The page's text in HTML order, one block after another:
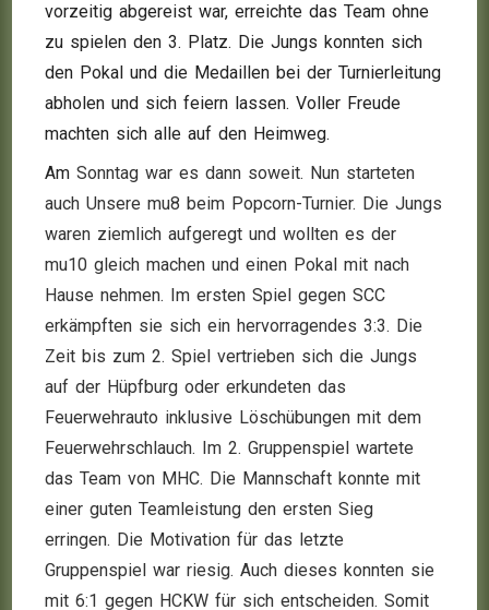
vorzeitig abgereist war, erreichte das Team ohne
zu spielen den 3. Platz. Die Jungs konnten sich
den Pokal und die Medaillen bei der Turnierleitung
abholen und sich feiern lassen. Voller Freude
machten sich alle auf den Heimweg.
Am Sonntag war es dann soweit. Nun starteten
auch Unsere mu8 beim Popcorn-Turnier. Die Jungs
waren ziemlich aufgeregt und wollten es der
mu10 gleich machen und einen Pokal mit nach
Hause nehmen. Im ersten Spiel gegen SCC
erkämpften sie sich ein hervorragendes 3:3. Die
Zeit bis zum 2. Spiel vertrieben sich die Jungs
auf der Hüpfburg oder erkundeten das
Feuerwehrauto inklusive Löschübungen mit dem
Feuerwehrschlauch. Im 2. Gruppenspiel wartete
das Team von MHC. Die Mannschaft konnte mit
einer guten Teamleistung den ersten Sieg
erringen. Die Motivation für das letzte
Gruppenspiel war riesig. Auch dieses konnten sie
mit 6:1 gegen HCKW für sich entscheiden. Somit